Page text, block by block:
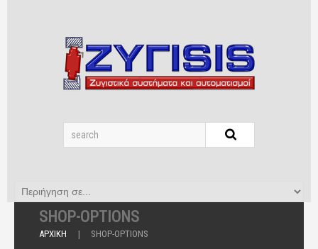
SHOP-OPTIONS
ΑΡΧΙΚΉ SHOP-OPTIONS